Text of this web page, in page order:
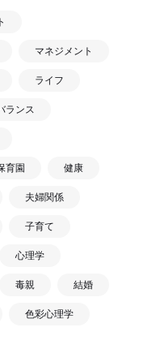
マネジメント
ライフ
ランス
育園 健康
夫婦関係
子育て
心理学
毒親 結婚
色彩心理学